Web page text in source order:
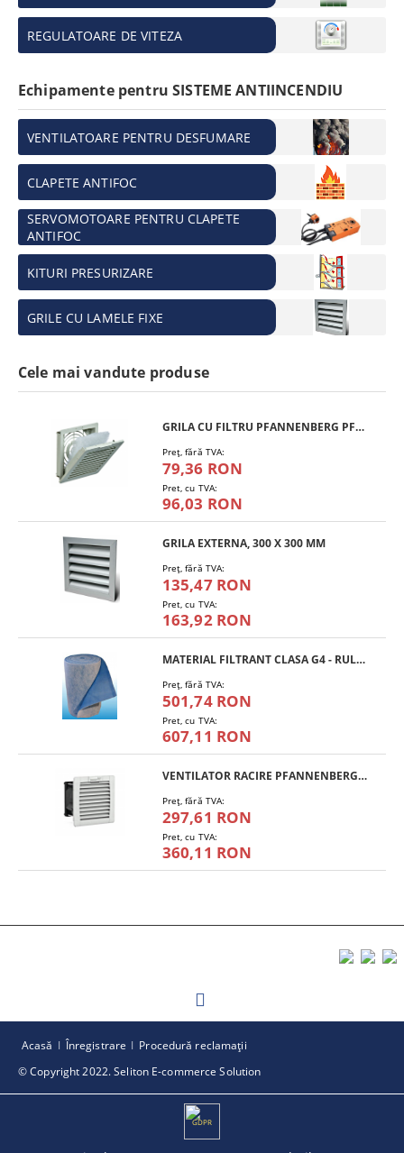
REGULATOARE DE VITEZA
Echipamente pentru SISTEME ANTIINCENDIU
VENTILATOARE PENTRU DESFUMARE
CLAPETE ANTIFOC
SERVOMOTOARE PENTRU CLAPETE
ANTIFOC
KITURI PRESURIZARE
GRILE CU LAMELE FIXE
Cele mai vandute produse
GRILA CU FILTRU PFANNENBERG PFA 10.000
Preţ, fără TVA:
79,36 RON
Pret, cu TVA:
96,03 RON
GRILA EXTERNA, 300 X 300 MM
Preţ, fără TVA:
135,47 RON
Pret, cu TVA:
163,92 RON
MATERIAL FILTRANT CLASA G4 - RULOU
Preţ, fără TVA:
501,74 RON
Pret, cu TVA:
607,11 RON
VENTILATOR RACIRE PFANNENBERG PF 11.000
Preţ, fără TVA:
297,61 RON
Pret, cu TVA:
360,11 RON
© Copyright 2022. Seliton E-commerce Solution
Acasă Înregistrare Procedură reclamaţii
GDPR